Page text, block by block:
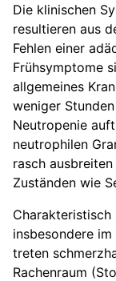
Die klinischen
resultieren aus
Fehlen einer
Frühsymptome
allgemeines
weniger
Neutropenie
neutrophilen
rasch
Zuständen wie
insbesondere
treten
Rachenraum